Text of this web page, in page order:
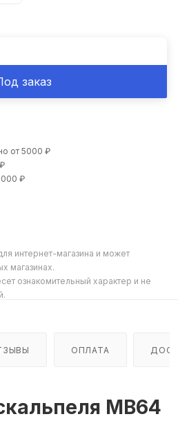
заказ
от 5000 ₽
000 ₽
интернет-магазина и может
магазинах.
ознакомительный характер и не
ОПЛАТА
MB64